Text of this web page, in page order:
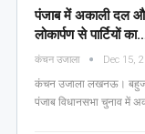
पंजाब में अकाली दल
लोकार्पण से पार्टियों
कंचन उजाला Dec 15,
कंचन उजाला लखनऊ। बहुजन
पंजाब विधानसभा चुनाव में